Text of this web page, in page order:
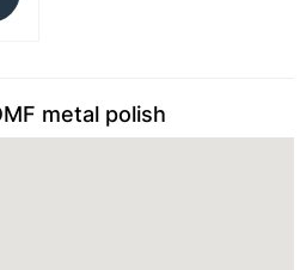
metal polish